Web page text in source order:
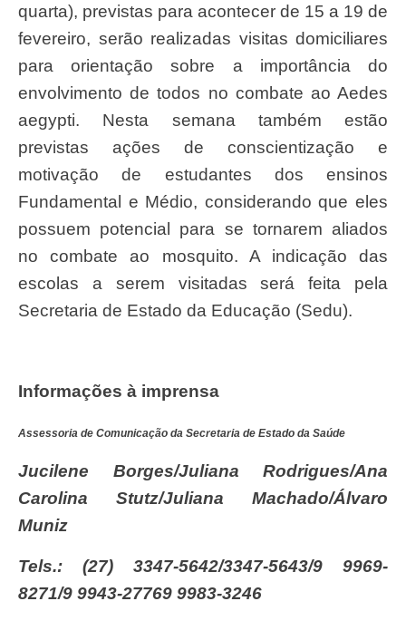
quarta), previstas para acontecer de 15 a 19 de
fevereiro, serão realizadas visitas domiciliares
para orientação sobre a importância do
envolvimento de todos no combate ao Aedes
aegypti. Nesta semana também estão
previstas ações de conscientização e
motivação de estudantes dos ensinos
Fundamental e Médio, considerando que eles
possuem potencial para se tornarem aliados
no combate ao mosquito. A indicação das
escolas a serem visitadas será feita pela
Secretaria de Estado da Educação (Sedu).
Informações à imprensa
Assessoria de Comunicação da Secretaria de Estado da Saúde
Jucilene Borges/Juliana Rodrigues/Ana
Carolina Stutz/Juliana Machado/Álvaro
Muniz
Tels.: (27) 3347-5642/3347-5643/9 9969-
8271/9 9943-27769 9983-3246